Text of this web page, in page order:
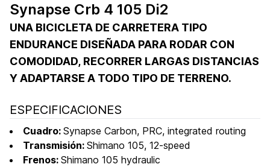
Synapse Crb 4 105 Di2
UNA BICICLETA DE CARRETERA TIPO
ENDURANCE DISEÑADA PARA RODAR CON
COMODIDAD, RECORRER LARGAS DISTANCIAS
Y ADAPTARSE A TODO TIPO DE TERRENO.
ESPECIFICACIONES
Cuadro: Synapse Carbon, PRC, integrated routing
Transmisión: Shimano 105, 12-speed
Frenos: Shimano 105 hydraulic